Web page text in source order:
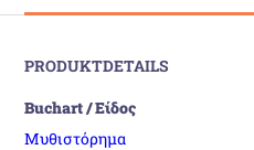
PRODUKTDETAILS
Buchart / Είδος
Μυθιστόρημα